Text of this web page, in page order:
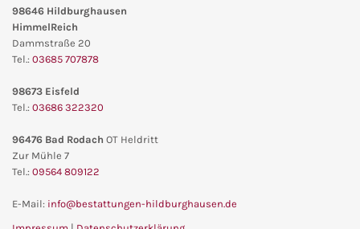
98646 Hildburghausen
HimmelReich
Dammstraße 20
Tel.: 03685 707878
98673 Eisfeld
Tel.: 03686 322320
96476 Bad Rodach OT Heldritt
Zur Mühle 7
Tel.: 09564 809122
E-Mail: info@bestattungen-hildburghausen.de